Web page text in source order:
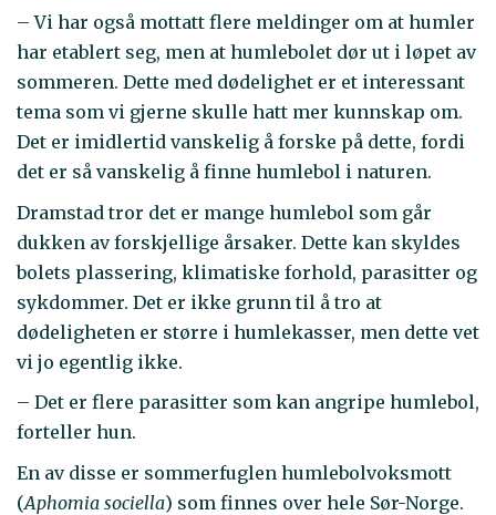
– Vi har også mottatt flere meldinger om at humler
har etablert seg, men at humlebolet dør ut i løpet av
sommeren. Dette med dødelighet er et interessant
tema som vi gjerne skulle hatt mer kunnskap om.
Det er imidlertid vanskelig å forske på dette, fordi
det er så vanskelig å finne humlebol i naturen.
Dramstad tror det er mange humlebol som går
dukken av forskjellige årsaker. Dette kan skyldes
bolets plassering, klimatiske forhold, parasitter og
sykdommer. Det er ikke grunn til å tro at
dødeligheten er større i humlekasser, men dette vet
vi jo egentlig ikke.
– Det er flere parasitter som kan angripe humlebol,
forteller hun.
En av disse er sommerfuglen humlebolvoksmott
(Aphomia sociella) som finnes over hele Sør-Norge.